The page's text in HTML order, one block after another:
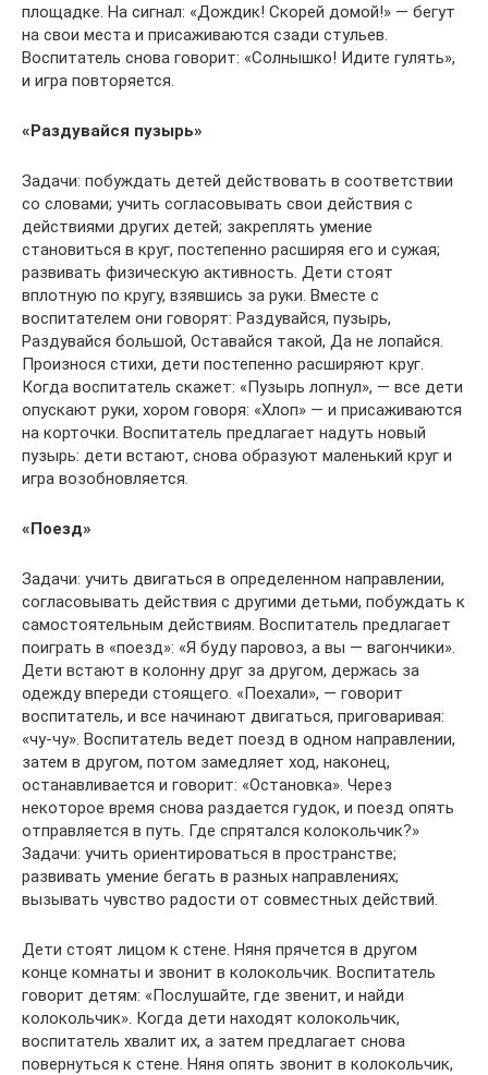
площадке. На сигнал: «Дождик! Скорей домой!» — бегут
на свои места и присаживаются сзади стульев.
Воспитатель снова говорит: «Солнышко! Идите гулять»,
и игра повторяется.
«Раздувайся пузырь»
Задачи: побуждать детей действовать в соответствии
со словами; учить согласовывать свои действия с
действиями других детей; закреплять умение
становиться в круг, постепенно расширяя его и сужая;
развивать физическую активность. Дети стоят
вплотную по кругу, взявшись за руки. Вместе с
воспитателем они говорят: Раздувайся, пузырь,
Раздувайся большой, Оставайся такой, Да не лопайся.
Произнося стихи, дети постепенно расширяют круг.
Когда воспитатель скажет: «Пузырь лопнул», — все дети
опускают руки, хором говоря: «Хлоп» — и присаживаются
на корточки. Воспитатель предлагает надуть новый
пузырь: дети встают, снова образуют маленький круг и
игра возобновляется.
«Поезд»
Задачи: учить двигаться в определенном направлении,
согласовывать действия с другими детьми, побуждать к
самостоятельным действиям. Воспитатель предлагает
поиграть в «поезд»: «Я буду паровоз, а вы — вагончики».
Дети встают в колонну друг за другом, держась за
одежду впереди стоящего. «Поехали», — говорит
воспитатель, и все начинают двигаться, приговаривая:
«чу-чу». Воспитатель ведет поезд в одном направлении,
затем в другом, потом замедляет ход, наконец,
останавливается и говорит: «Остановка». Через
некоторое время снова раздается гудок, и поезд опять
отправляется в путь. Где спрятался колокольчик?»
Задачи: учить ориентироваться в пространстве;
развивать умение бегать в разных направлениях;
вызывать чувство радости от совместных действий.
Дети стоят лицом к стене. Няня прячется в другом
конце комнаты и звонит в колокольчик. Воспитатель
говорит детям: «Послушайте, где звенит, и найди
колокольчик». Когда дети находят колокольчик,
воспитатель хвалит их, а затем предлагает снова
повернуться к стене. Няня опять звонит в колокольчик,